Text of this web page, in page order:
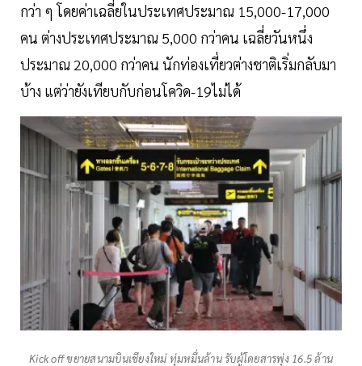
กว่า ๆ โดยค่าเฉลี่ยในประเทศประมาณ 15,000-17,000
คน ต่างประเทศประมาณ 5,000 กว่าคน เฉลี่ยวันหนึ่ง
ประมาณ 20,000 กว่าคน นักท่องเที่ยวต่างชาติเริ่มกลับมา
บ้าง แต่ว่ายังเทียบกับก่อนโควิด-19ไม่ได้
Kick off ขยายสนามบินเชียงใหม่ ทุ่มหมื่นล้าน รับผู้โดยสารพุ่ง 16.5 ล้าน